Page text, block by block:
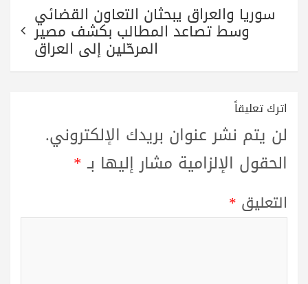
سوريا والعراق يبحثان التعاون القضائي
وسط تصاعد المطالب بكشف مصير
المرحّلين إلى العراق
اترك تعليقاً
لن يتم نشر عنوان بريدك الإلكتروني.
الحقول الإلزامية مشار إليها بـ*
التعليق *